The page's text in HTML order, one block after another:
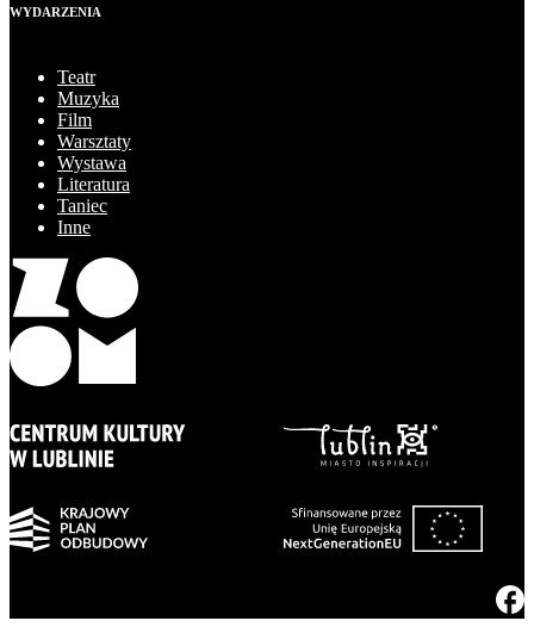
WYDARZENIA
Teatr
Muzyka
Film
Warsztaty
Wystawa
Literatura
Taniec
Inne